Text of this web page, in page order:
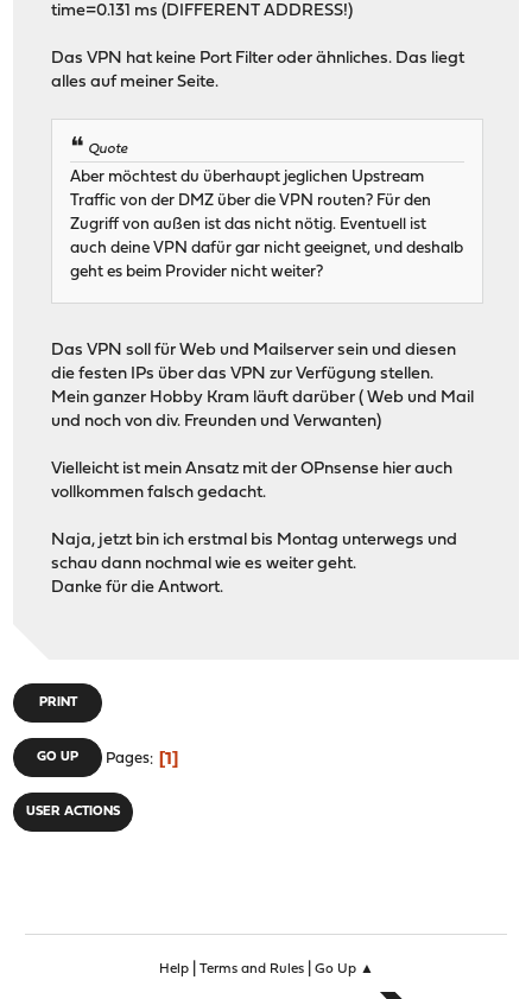
time=0.131 ms (DIFFERENT ADDRESS!)
Das VPN hat keine Port Filter oder ähnliches. Das liegt
alles auf meiner Seite.
Quote
Aber möchtest du überhaupt jeglichen Upstream
Traffic von der DMZ über die VPN routen? Für den
Zugriff von außen ist das nicht nötig. Eventuell ist
auch deine VPN dafür gar nicht geeignet, und deshalb
geht es beim Provider nicht weiter?
Das VPN soll für Web und Mailserver sein und diesen
die festen IPs über das VPN zur Verfügung stellen.
Mein ganzer Hobby Kram läuft darüber ( Web und Mail
und noch von div. Freunden und Verwanten)
Vielleicht ist mein Ansatz mit der OPnsense hier auch
vollkommen falsch gedacht.
Naja, jetzt bin ich erstmal bis Montag unterwegs und
schau dann nochmal wie es weiter geht.
Danke für die Antwort.
PRINT
GO UP Pages 1
USER ACTIONS
Help| Terms and Rules| Go Up ▲